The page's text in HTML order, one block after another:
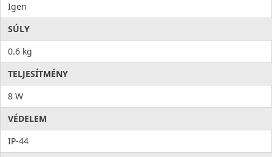
Igen
SÚLY
0.6 kg
TELJESÍTMÉNY
8 W
VÉDELEM
IP-44